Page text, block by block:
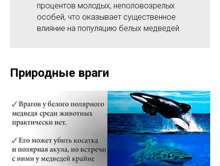
процентов молодых, неполовозрелых
особей, что оказывает существенное
влияние на популяцию белых медведей.
Природные враги